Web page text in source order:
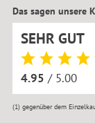
Das sagen unsere
SEHR GUT
4.95 / 5.00
(1)gegenüber dem